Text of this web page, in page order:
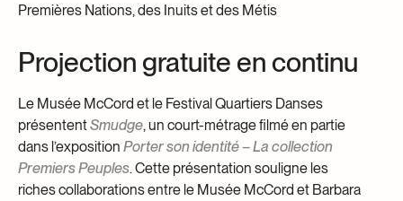
Premières Nations, des Inuits et des Métis
Projection gratuite en continu
Le Musée McCord et le Festival Quartiers Danses
présententSmudge, un court-métrage filmé en partie
dans l’exposition Porter son identité – La collection
Premiers Peuples. Cette présentation souligne les
riches collaborations entre le Musée McCord et Barbara